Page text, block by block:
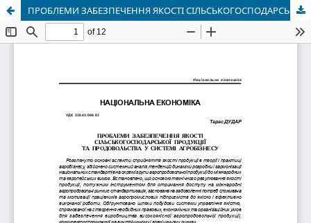
ПРОБЛЕМИ ЗАБЕЗПЕЧЕННЯ ЯКОСТІ СІЛЬСЬКОГОСПОДАРСЬКОЇ ПРОДУКЦІЇ ТА ПРОДОВОЛЬСТВА У СИСТЕМІ АГРОБІЗНЕСУ